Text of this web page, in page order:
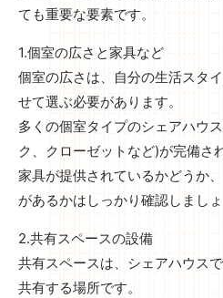
ても重要な要素です。
1.個室の広さと家具など
個室の広さは、自分の生活スタ
せて選ぶ必要があります。
多くの個室タイプのシェアハウ
ク、クローゼットなど)が完備さ
家具が提供されているかどうか
があるかはしっかり確認しましょ
2.共有スペースの設備
共有スペースは、シェアハウス
共有する場所です。